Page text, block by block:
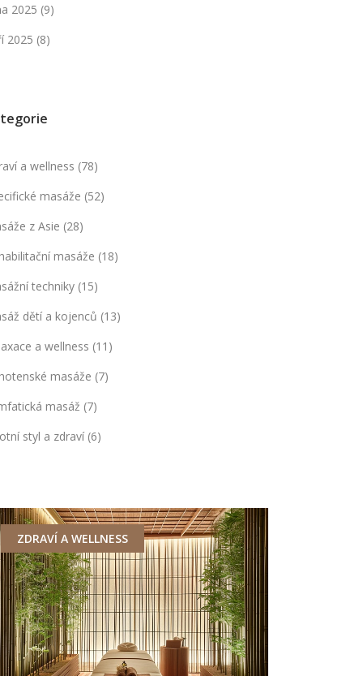
2025 (9)
2025 (8)
a wellness (78)
masáže (52)
z Asie (28)
masáže (18)
techniky (15)
dětí a kojenců (13)
a wellness (11)
masáže (7)
masáž (7)
styl a zdraví (6)
ZDRAVÍ A WELLNESS